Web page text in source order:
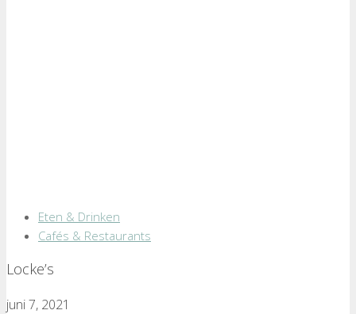
Eten & Drinken
Cafés & Restaurants
Locke’s
juni 7, 2021